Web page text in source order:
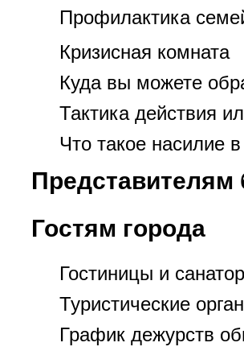
Профилактика
Кризисная комната
Куда вы можете
Тактика действия
Что такое насилие
Представителям
Гостям города
Гостиницы и
Туристические
График дежурств